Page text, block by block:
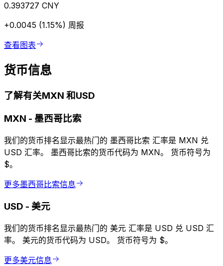
0.393727 CNY
+0.0045 (1.15%) 周报
查看图表
货币信息
了解有关MXN 和USD
MXN - 墨西哥比索
我们的货币排名显示最热门的 墨西哥比索 汇率是 MXN 兑
USD 汇率。 墨西哥比索的货币代码为 MXN。 货币符号为
$。
更多墨西哥比索信息
USD - 美元
我们的货币排名显示最热门的 美元 汇率是 USD 兑 USD 汇
率。 美元的货币代码为 USD。 货币符号为 $。
更多美元信息